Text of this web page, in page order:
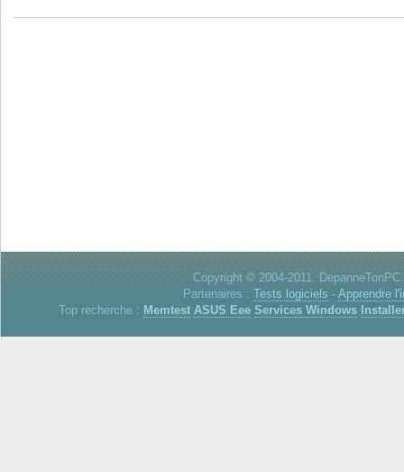
Copyright © 2004-2011.
Partenaires : Tests logiciels - Apprendre
Top recherche : Memtest ASUS Eee Services Windows